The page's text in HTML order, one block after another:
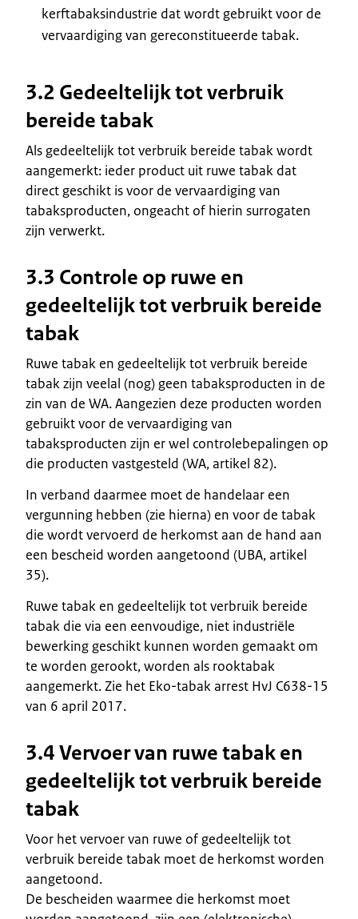
kerftabaksindustrie dat wordt gebruikt voor de
vervaardiging van gereconstitueerde tabak.
3.2 Gedeeltelijk tot verbruik
bereide tabak
Als gedeeltelijk tot verbruik bereide tabak wordt
aangemerkt: ieder product uit ruwe tabak dat
direct geschikt is voor de vervaardiging van
tabaksproducten, ongeacht of hierin surrogaten
zijn verwerkt.
3.3 Controle op ruwe en
gedeeltelijk tot verbruik bereide
tabak
Ruwe tabak en gedeeltelijk tot verbruik bereide
tabak zijn veelal (nog) geen tabaksproducten in de
zin van de WA. Aangezien deze producten worden
gebruikt voor de vervaardiging van
tabaksproducten zijn er wel controlebepalingen op
die producten vastgesteld (WA, artikel 82).
In verband daarmee moet de handelaar een
vergunning hebben (zie hierna) en voor de tabak
die wordt vervoerd de herkomst aan de hand aan
een bescheid worden aangetoond (UBA, artikel
35).
Ruwe tabak en gedeeltelijk tot verbruik bereide
tabak die via een eenvoudige, niet industriële
bewerking geschikt kunnen worden gemaakt om
te worden gerookt, worden als rooktabak
aangemerkt. Zie het Eko-tabak arrest HvJ C638-15
van 6 april 2017.
3.4 Vervoer van ruwe tabak en
gedeeltelijk tot verbruik bereide
tabak
Voor het vervoer van ruwe of gedeeltelijk tot
verbruik bereide tabak moet de herkomst worden
aangetoond.
De bescheiden waarmee die herkomst moet